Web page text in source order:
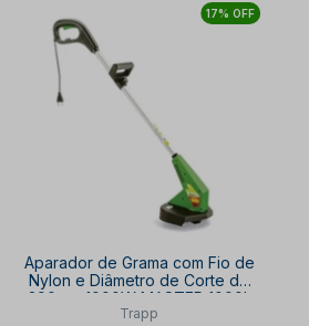
17% OFF
Aparador de Grama com Fio de
Nylon e Diâmetro de Corte de
290mm 1000W MASTER 1000L
TRAPP
Trapp